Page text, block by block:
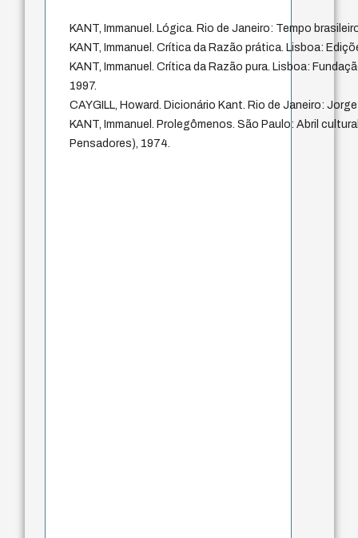
KANT, Immanuel. Lógica. Rio de Janeiro: Tempo
KANT, Immanuel. Crítica da Razão prática. Lisboa:
KANT, Immanuel. Crítica da Razão pura. Lisboa:
1997.
CAYGILL, Howard. Dicionário Kant. Rio de Janeiro:
KANT, Immanuel. Prolegômenos. São Paulo: Abril
Pensadores), 1974.